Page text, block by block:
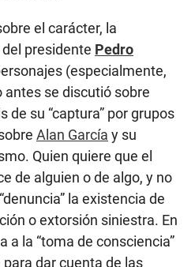
el carácter, la
presidente Pedro
(especialmente,
antes se discutió sobre
de su “captura” por grupos
Alan García y su
Quien quiere que el
de alguien o de algo, y no
la existencia de
o extorsión siniestra. En
a la “toma de consciencia”
dar cuenta de las